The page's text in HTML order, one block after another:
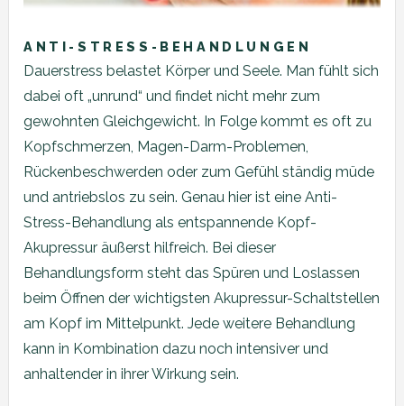
ANTI-STRESS-BEHANDLUNGEN
Dauerstress belastet Körper und Seele. Man fühlt sich
dabei oft „unrund“ und findet nicht mehr zum
gewohnten Gleichgewicht. In Folge kommt es oft zu
Kopfschmerzen, Magen-Darm-Problemen,
Rückenbeschwerden oder zum Gefühl ständig müde
und antriebslos zu sein. Genau hier ist eine Anti-
Stress-Behandlung als entspannende Kopf-
Akupressur äußerst hilfreich. Bei dieser
Behandlungsform steht das Spüren und Loslassen
beim Öffnen der wichtigsten Akupressur-Schaltstellen
am Kopf im Mittelpunkt. Jede weitere Behandlung
kann in Kombination dazu noch intensiver und
anhaltender in ihrer Wirkung sein.